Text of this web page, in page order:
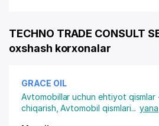
TECHNO TRADE CONSULT
oxshash korxonalar
GRACE OIL
Avtomobillar uchun ehtiyot qismlar
chiqarish ,Avtomobil qismlari... yana